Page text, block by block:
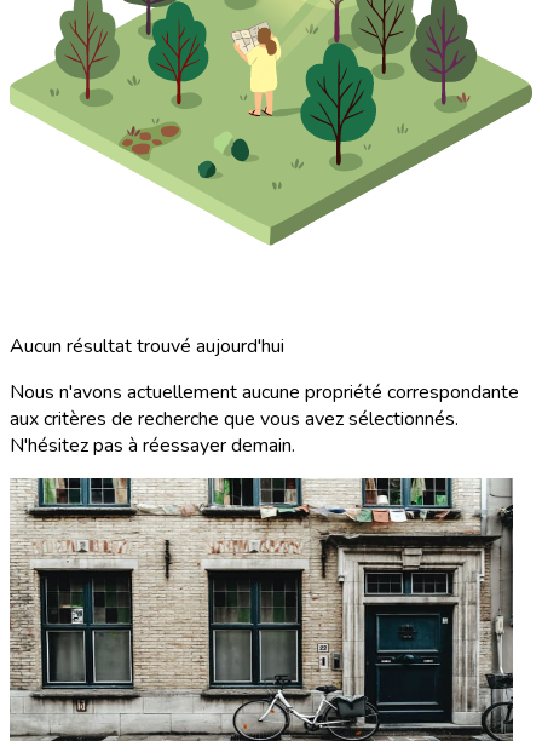
Aucun résultat trouvé aujourd'hui
Nous n'avons actuellement aucune propriété correspondante
aux critères de recherche que vous avez sélectionnés.
N'hésitez pas à réessayer demain.